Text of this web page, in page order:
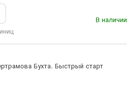
В наличии
Бухта. Быстрый старт